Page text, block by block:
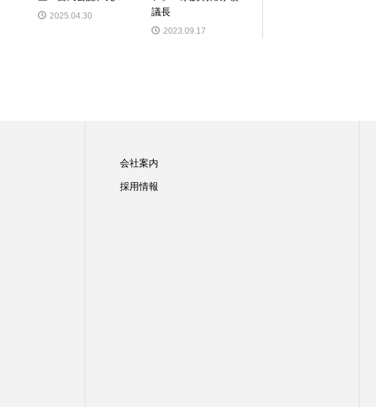
2025.04.30
議長
2023.09.17
会社案内
採用情報